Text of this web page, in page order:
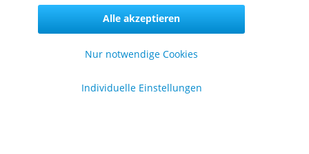
Nur notwendige Cookies
Alle akzeptieren
Individuelle Einstellungen